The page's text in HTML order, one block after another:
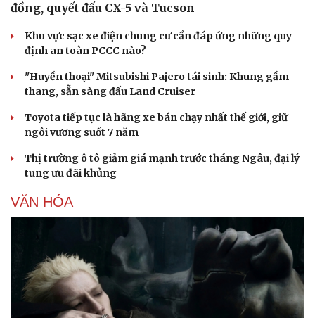
đồng, quyết đấu CX-5 và Tucson
Khu vực sạc xe điện chung cư cần đáp ứng những quy
định an toàn PCCC nào?
"Huyền thoại" Mitsubishi Pajero tái sinh: Khung gầm
thang, sẵn sàng đấu Land Cruiser
Toyota tiếp tục là hãng xe bán chạy nhất thế giới, giữ
ngôi vương suốt 7 năm
Thị trường ô tô giảm giá mạnh trước tháng Ngâu, đại lý
tung ưu đãi khủng
VĂN HÓA